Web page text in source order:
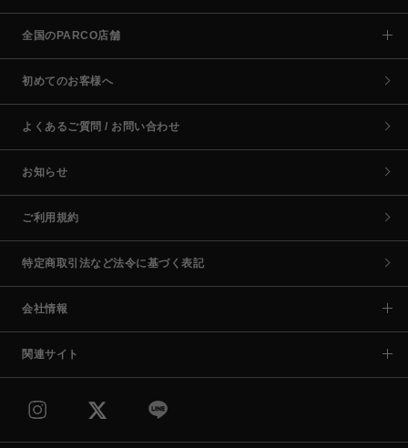
全国のPARCO店舗
初めてのお客様へ
よくあるご質問 / お問い合わせ
お知らせ
ご利用規約
特定商取引法など法令に基づく表記
会社情報
関連サイト